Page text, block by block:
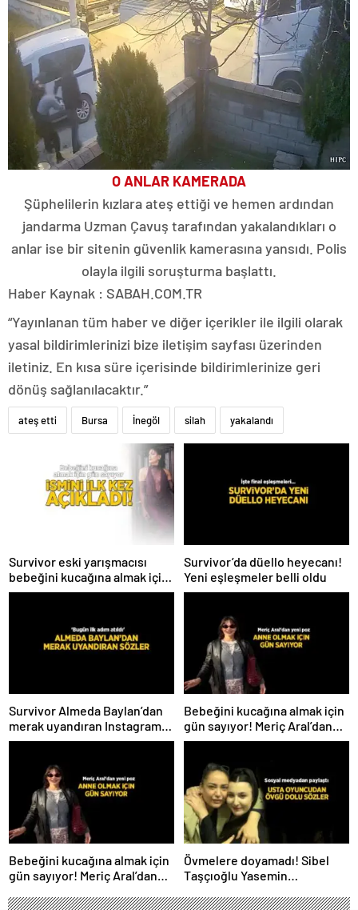
O ANLAR KAMERADA
Şüphelilerin kızlara ateş ettiği ve hemen ardından
jandarma Uzman Çavuş tarafından yakalandıkları o
anlar ise bir sitenin güvenlik kamerasına yansıdı. Polis
olayla ilgili soruşturma başlattı.
Haber Kaynak : SABAH.COM.TR
“Yayınlanan tüm haber ve diğer içerikler ile ilgili olarak
yasal bildirimlerinizi bize iletişim sayfası üzerinden
iletiniz. En kısa süre içerisinde bildirimlerinize geri
dönüş sağlanılacaktır.”
ateş etti Bursa İnegöl silah yakalandı
Survivor eski yarışmacısı
bebeğini kucağına almak için
gün sayıyor! İsmini ilk kez
Survivor’da düello heyecanı!
Yeni eşleşmeler belli oldu
Survivor Almeda Baylan’dan
merak uyandıran Instagram
paylaşımı! ‘Bugün ilk adım
Bebeğini kucağına almak için
gün sayıyor! Meriç Aral’dan
yeni poz
Bebeğini kucağına almak için
gün sayıyor! Meriç Aral’dan
Övmelere doyamadı! Sibel
Taşçıoğlu Yasemin
etti